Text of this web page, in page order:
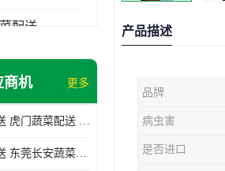
配送
送
商机 更多
长安蔬菜配送 虎门蔬菜配送 厚街蔬菜配送 大朗蔬菜配送
长安蔬菜配送 东莞长安蔬菜配送哪家好
产品描述
品牌
病虫害
是否进口